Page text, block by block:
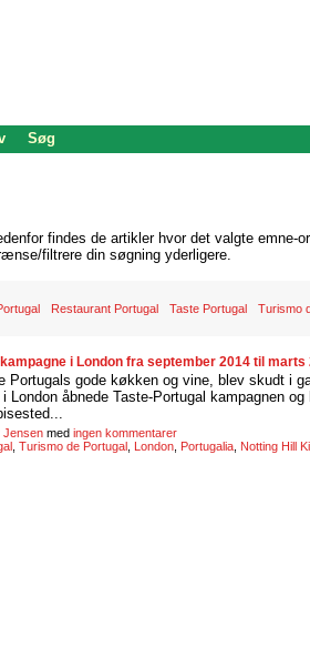
Søg
findes de artikler hvor det valgte emne-
filtrere din søgning yderligere.
Restaurant Portugal Taste Portugal Turismo
Portugals gode køkken og vine, blev skudt i
London åbnede Taste-Portugal kampagnen
Jensen med ingen kommentarer
Turismo de Portugal London Portugalia Notting Hill